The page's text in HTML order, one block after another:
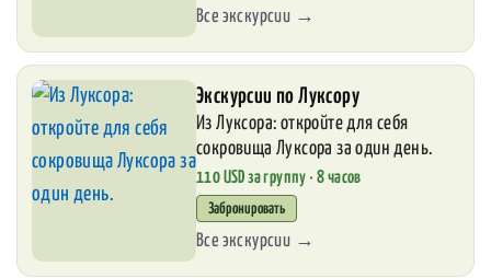
Все экскурсии →
Экскурсии по Луксору
Из Луксора: откройте для себя
сокровища Луксора за один день.
110 USD за группу · 8 часов
Забронировать
Все экскурсии →